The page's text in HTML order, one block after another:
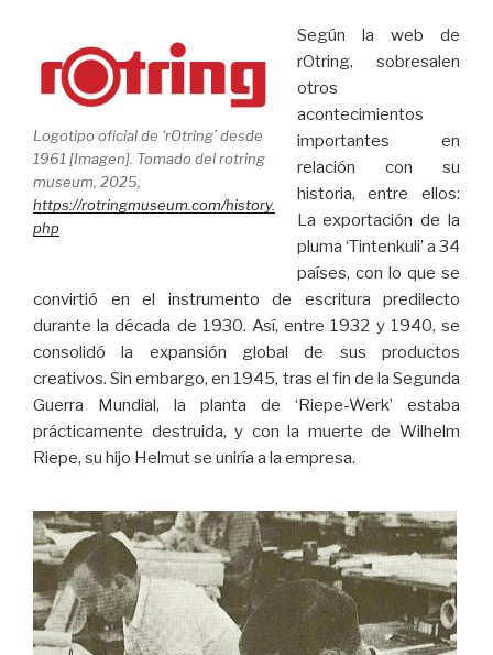
Logotipo oficial de ‘rOtring’ desde
1961 [Imagen]. Tomado del rotring
museum, 2025,
https://rotringmuseum.com/history.
php
Según la web de
rOtring, sobresalen
otros
acontecimientos
importantes en
relación con su
historia, entre ellos:
La exportación de la
pluma ‘Tintenkuli’ a 34
países, con lo que se
convirtió en el instrumento de escritura predilecto
durante la década de 1930. Así, entre 1932 y 1940, se
consolidó la expansión global de sus productos
creativos. Sin embargo, en 1945, tras el fin de la Segunda
Guerra Mundial, la planta de ‘Riepe-Werk’ estaba
prácticamente destruida, y con la muerte de Wilhelm
Riepe, su hijo Helmut se uniría a la empresa.